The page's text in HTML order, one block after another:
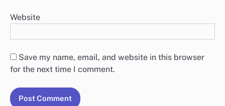
Website
Save my name, email, and website in this browser
for the next time I comment.